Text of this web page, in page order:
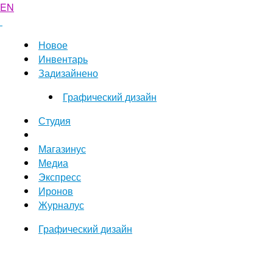
EN
Новое
Инвентарь
Задизайнено
Графический дизайн
Студия
Магазинус
Медиа
Экспресс
Иронов
Журналус
Графический дизайн